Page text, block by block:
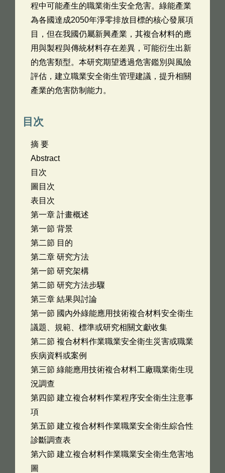
程中可能產生的職業衛生安全危害。綠能產業
為各國達成2050年淨零排放目標的核心發展項
目，但在我國仍屬新興產業，其複合材料的應
用與製程與傳統材料存在差異，可能衍生出新
的危害類型。本研究期望透過危害鑑別與風險
評估，建立職業安全衛生管理建議，提升相關
產業的危害防制能力。
目次
摘 要
Abstract
目次
圖目次
表目次
第一章 計畫概述
第一節 背景
第二節 目的
第二章 研究方法
第一節 研究架構
第二節 研究方法步驟
第三章 結果與討論
第一節 國內外綠能應用技術複合材料安全衛生
議題、規範、標準或研究相關文獻收集
第二節 複合材料作業職業安全衛生災害或職業
疾病資料或案例
第三節 綠能應用技術複合材料工廠職業衛生現
況調查
第四節 建立複合材料作業程序安全衛生注意事
項
第五節 建立複合材料作業職業安全衛生綜合性
診斷調查表
第六節 建立複合材料作業職業安全衛生危害地
圖